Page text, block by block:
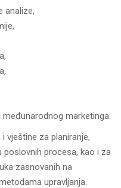
analize,
marketinga.
vještine za planiranje,
poslovnih procesa, kao i za
zasnovanih na
upravljanja.